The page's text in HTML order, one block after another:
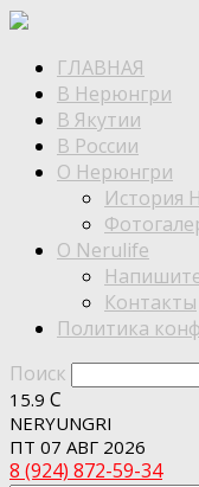
ГЛАВНАЯ
В Нерюнгри
В Якутии
В России
О Нерюнгри
История
О Nerulife
Контакты
Политика
Поиск
15.9 C
NERYUNGRI
ПТ 07 АВГ 2026
8 (924) 872-59-34